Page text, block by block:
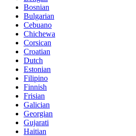
Bosnian
Bulgarian
Cebuano
Chichewa
Corsican
Croatian
Dutch
Estonian
Filipino
Finnish
Frisian
Galician
Georgian
Gujarati
Haitian